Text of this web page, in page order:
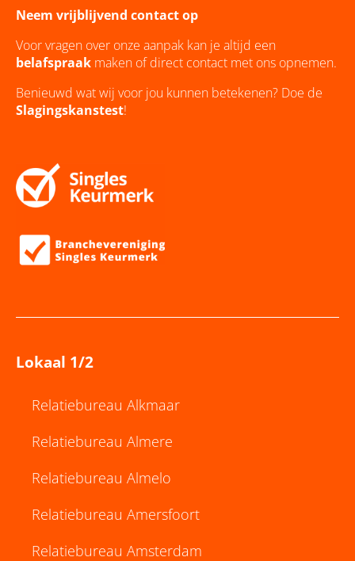
Neem vrijblijvend contact op
Voor vragen over onze aanpak kan je altijd een
belafspraak maken of direct contact met ons opnemen.
Benieuwd wat wij voor jou kunnen betekenen? Doe de
Slagingskanstest!
Lokaal 1/2
Relatiebureau Alkmaar
Relatiebureau Almere
Relatiebureau Almelo
Relatiebureau Amersfoort
Relatiebureau Amsterdam